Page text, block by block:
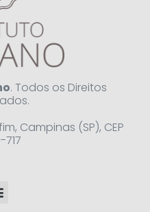
. Todos os Direitos
Campinas (SP), CEP
717